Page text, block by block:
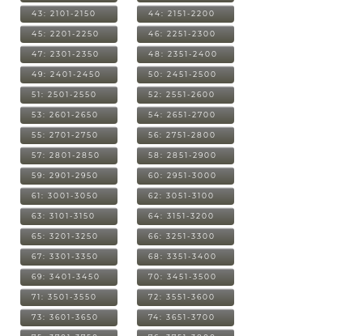
43: 2101-2150 44: 2151-2200
45: 2201-2250 46: 2251-2300
47: 2301-2350 48: 2351-2400
49: 2401-2450 50: 2451-2500
51: 2501-2550 52: 2551-2600
53: 2601-2650 54: 2651-2700
55: 2701-2750 56: 2751-2800
57: 2801-2850 58: 2851-2900
59: 2901-2950 60: 2951-3000
61: 3001-3050 62: 3051-3100
63: 3101-3150 64: 3151-3200
65: 3201-3250 66: 3251-3300
67: 3301-3350 68: 3351-3400
69: 3401-3450 70: 3451-3500
71: 3501-3550 72: 3551-3600
73: 3601-3650 74: 3651-3700